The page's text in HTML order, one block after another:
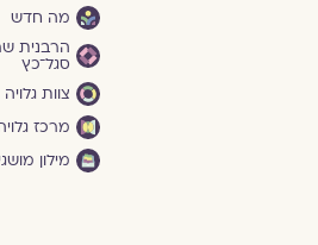
מה חדש
הרבנית
סגל־כץ
צוות גלויה
מרכז
מילון